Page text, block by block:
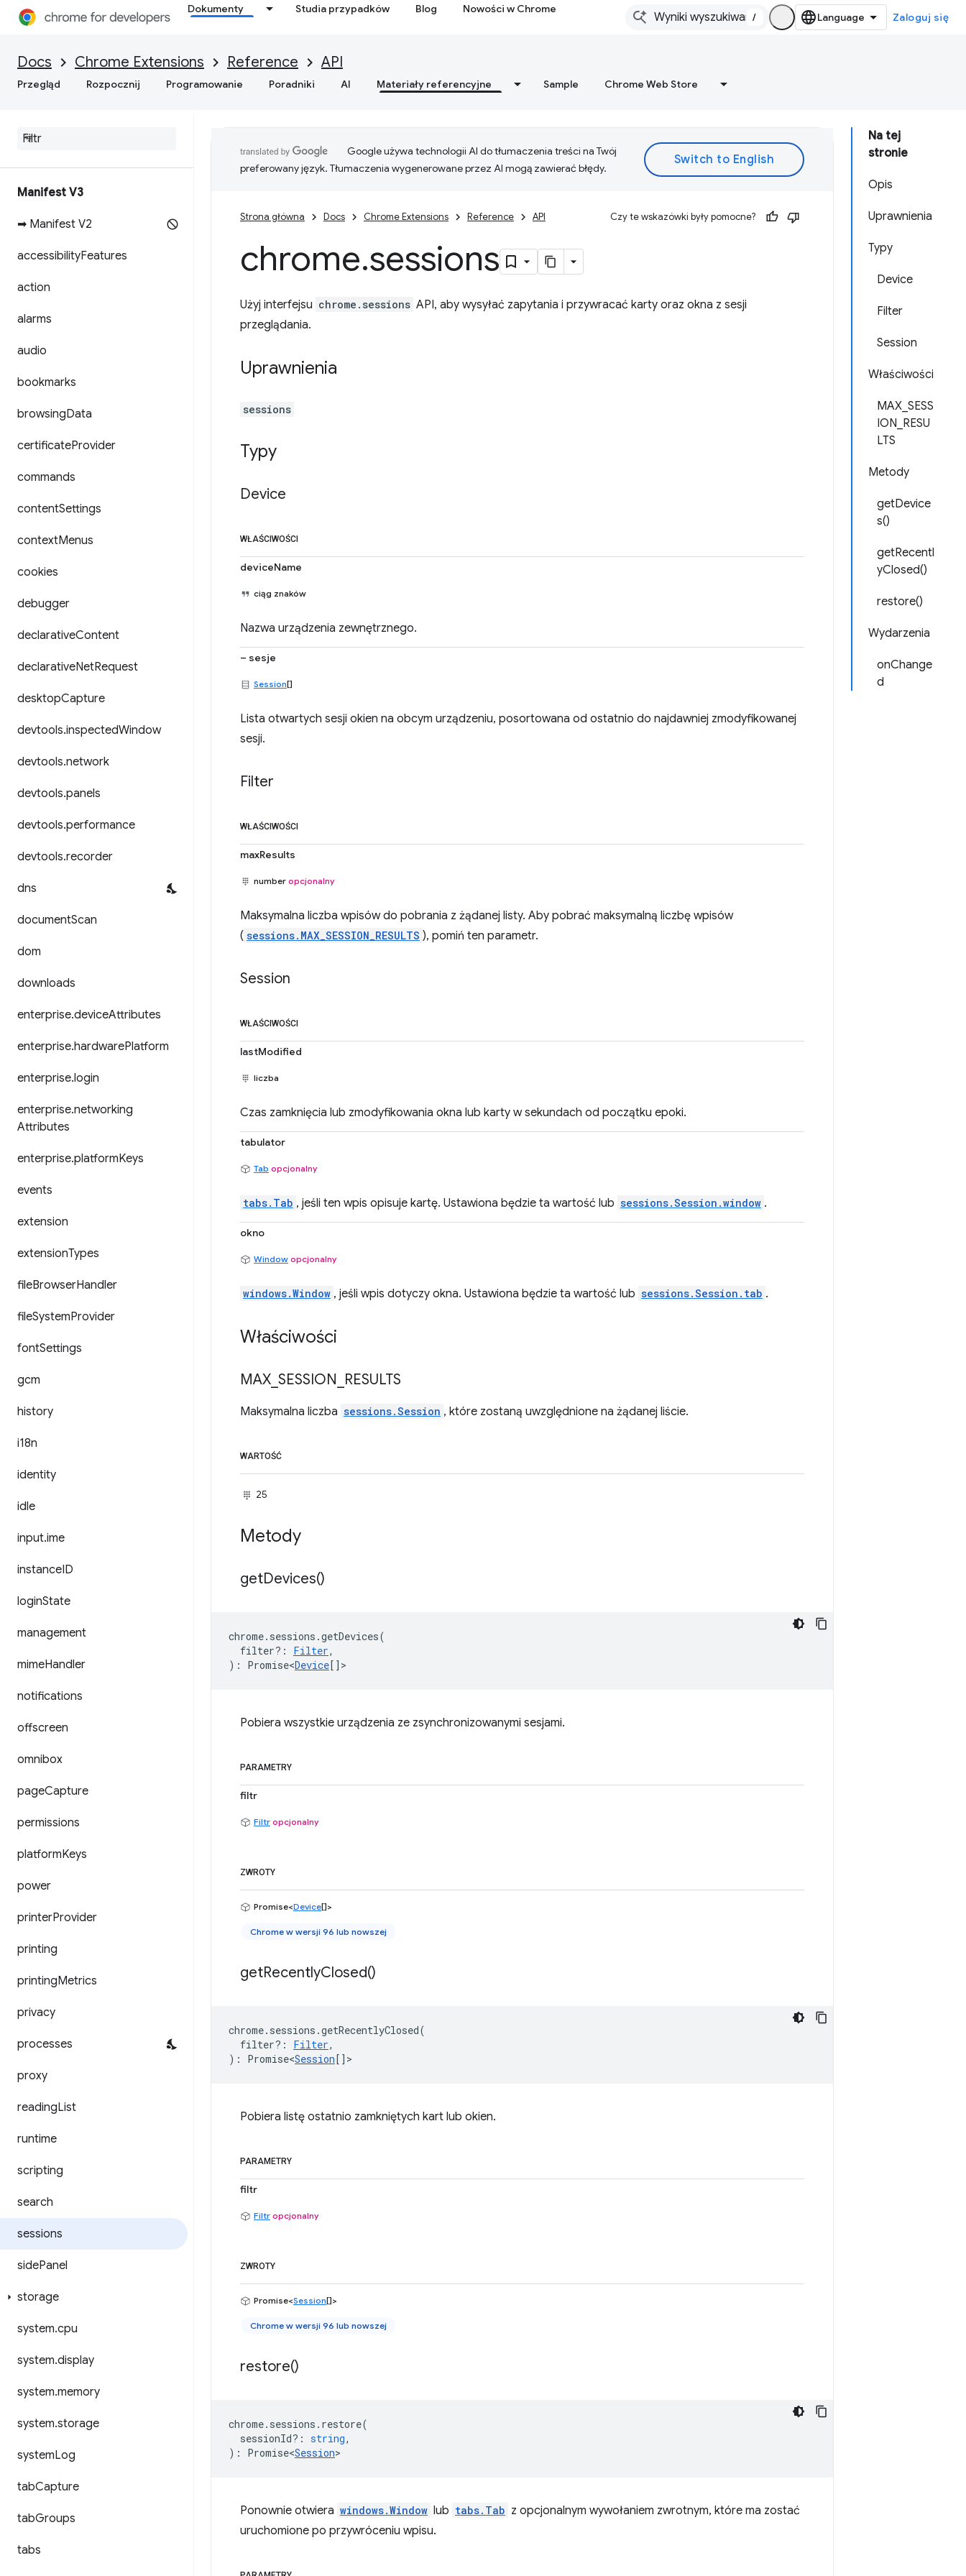
Dokumenty Studia przypadków Blog Nowości w Chrome
/ Zaloguj się
Docs Chrome Extensions Reference API
Przegląd Rozpocznij Programowanie Poradniki AI Materiały referencyjne Sample Chrome Web Store
Manifest V3
➡ Manifest V2
accessibilityFeatures
action
alarms
audio
bookmarks
browsingData
certificateProvider
commands
contentSettings
contextMenus
cookies
debugger
declarativeContent
declarativeNetRequest
desktopCapture
devtools.inspectedWindow
devtools.network
devtools.panels
devtools.performance
devtools.recorder
dns
documentScan
dom
downloads
enterprise.deviceAttributes
enterprise.hardwarePlatform
enterprise.login
enterprise.networking
Attributes
enterprise.platformKeys
events
extension
extensionTypes
fileBrowserHandler
fileSystemProvider
fontSettings
gcm
history
i18n
identity
idle
input.ime
instanceID
loginState
management
mimeHandler
notifications
offscreen
omnibox
pageCapture
permissions
platformKeys
power
printerProvider
printing
printingMetrics
privacy
processes
proxy
readingList
runtime
scripting
search
sessions
sidePanel
storage
system.cpu
system.display
system.memory
system.storage
systemLog
tabCapture
tabGroups
tabs
Na tej
stronie
Opis
Uprawnienia
Typy
Device
Filter
Session
Właściwości
MAX_SESS
ION_RESU
LTS
Metody
getDevice
s()
getRecentl
yClosed()
restore()
Wydarzenia
onChange
d
Google używa technologii AI do tłumaczenia treści na Twój
preferowany język. Tłumaczenia wygenerowane przez AI mogą zawierać błędy.
Strona główna Docs Chrome Extensions Reference API Czy te wskazówki były pomocne?
chrome.sessions
Użyj interfejsu chrome.sessions API, aby wysyłać zapytania i przywracać karty oraz okna z sesji
przeglądania.
Uprawnienia
sessions
Typy
Device
WŁAŚCIWOŚCI
deviceName
ciąg znaków
Nazwa urządzenia zewnętrznego.
– sesje
Session[]
Lista otwartych sesji okien na obcym urządzeniu, posortowana od ostatnio do najdawniej zmodyfikowanej
sesji.
Filter
WŁAŚCIWOŚCI
maxResults
number opcjonalny
Maksymalna liczba wpisów do pobrania z żądanej listy. Aby pobrać maksymalną liczbę wpisów
( sessions.MAX_SESSION_RESULTS ), pomiń ten parametr.
Session
WŁAŚCIWOŚCI
lastModified
liczba
Czas zamknięcia lub zmodyfikowania okna lub karty w sekundach od początku epoki.
tabulator
Tab opcjonalny
tabs.Tab , jeśli ten wpis opisuje kartę. Ustawiona będzie ta wartość lub sessions.Session.window .
okno
Window opcjonalny
windows.Window , jeśli wpis dotyczy okna. Ustawiona będzie ta wartość lub sessions.Session.tab .
Właściwości
MAX SESSION RESULTS
Maksymalna liczba sessions.Session , które zostaną uwzględnione na żądanej liście.
WARTOŚĆ
25
Metody
getDevices()
chrome. sessions .getDevices(
filter? : Filter,
) : Promise<Device[] >
Pobiera wszystkie urządzenia ze zsynchronizowanymi sesjami.
PARAMETRY
filtr
Filtr opcjonalny
ZWROTY
Promise<Device[]>
Chrome w wersji 96 lub nowszej
getRecentlyClosed()
chrome. sessions .getRecentlyClosed(
filter? : Filter,
) : Promise<Session[] >
Pobiera listę ostatnio zamkniętych kart lub okien.
PARAMETRY
filtr
Filtr opcjonalny
ZWROTY
Promise<Session[]>
Chrome w wersji 96 lub nowszej
restore()
chrome. sessions . restore(
sessionId? : string,
) : Promise<Session>
Ponownie otwiera windows.Window lub tabs.Tab z opcjonalnym wywołaniem zwrotnym, które ma zostać
uruchomione po przywróceniu wpisu.